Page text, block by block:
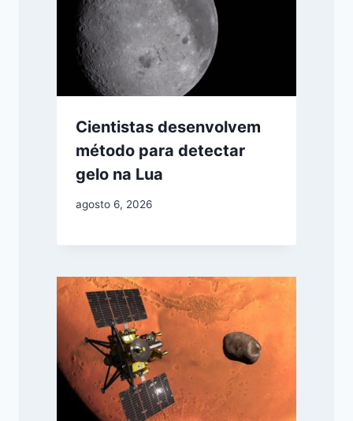
Cientistas desenvolvem
método para detectar
gelo na Lua
agosto 6, 2026